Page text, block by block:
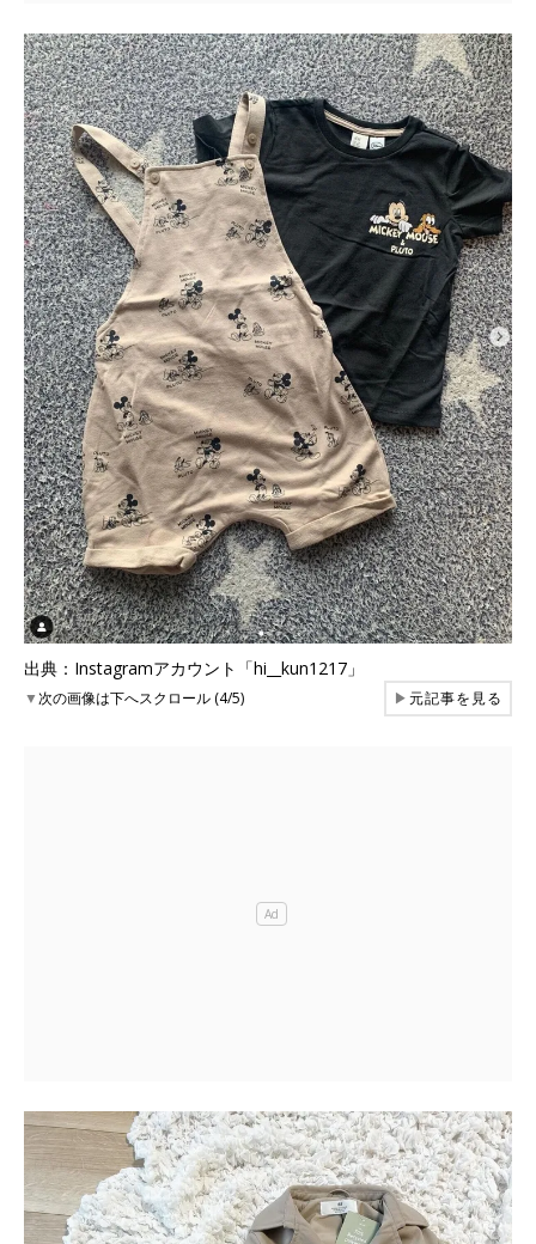
出典：Instagramアカウント「hi__kun1217」
▼次の画像は下へスクロール (4/5) ▶元記事を見る